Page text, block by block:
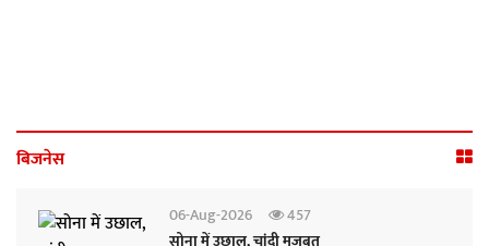
बिजनेस
06-Aug-2026
457